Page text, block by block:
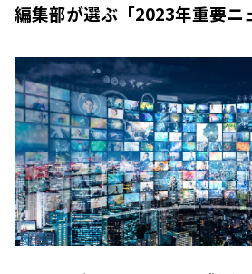
編集部が選ぶ「2023年重要ニ